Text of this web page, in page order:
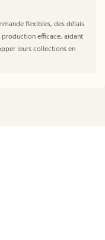
flexibles, des délais
efficace, aidant
leurs collections en